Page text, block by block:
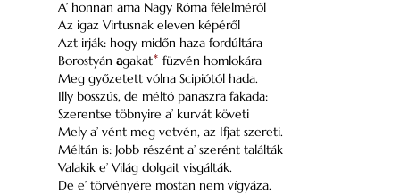
A’ honnan ama Nagy Róma félelméről
Az igaz Virtusnak eleven képéről
Azt irják: hogy midőn haza fordúltára
Borostyán agakat* füzvén homlokára
Meg győzetett vólna Scipiótól hada.
Illy bosszús, de méltó panaszra fakada:
Szerentse töbnyire a’ kurvát követi
Mely a’ vént meg vetvén, az Ifjat szereti.
Méltán is: Jobb részént a’ szerént találták
Valakik e’ Világ dolgait visgálták.
De e’ törvényére mostan nem vígyáza.